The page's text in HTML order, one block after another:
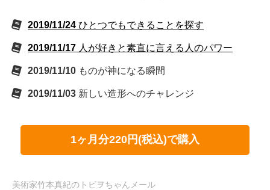
2019/11/24 ひとつでもできることを探す
2019/11/17 人が好きと素直に言える人のパワー
2019/11/10 ものが神になる瞬間
2019/11/03 新しい造形へのチャレンジ
1ヶ月分220円(税込)で購入
美術家竹本真紀のトビヲちゃんメール